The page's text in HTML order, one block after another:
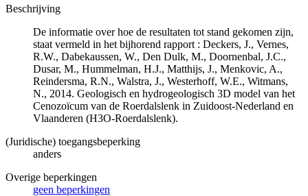
Beschrijving
De informatie over hoe de resultaten tot stand gekomen zijn,
staat vermeld in het bijhorend rapport : Deckers, J., Vernes,
R.W., Dabekaussen, W., Den Dulk, M., Doornenbal, J.C.,
Dusar, M., Hummelman, H.J., Matthijs, J., Menkovic, A.,
Reindersma, R.N., Walstra, J., Westerhoff, W.E., Witmans,
N., 2014. Geologisch en hydrogeologisch 3D model van het
Cenozoïcum van de Roerdalslenk in Zuidoost-Nederland en
Vlaanderen (H3O-Roerdalslenk).
(Juridische) toegangsbeperking
anders
Overige beperkingen
geen beperkingen